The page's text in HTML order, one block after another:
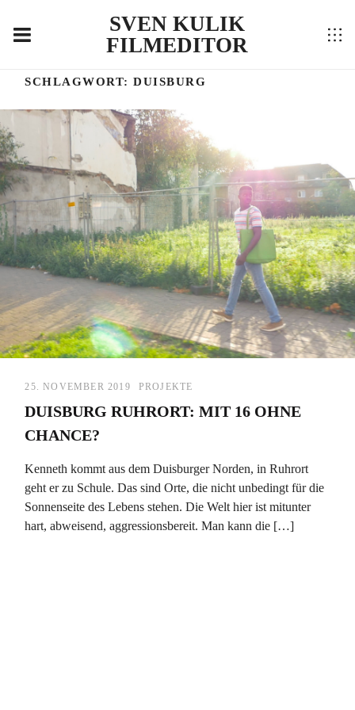
SVEN KULIK
FILMEDITOR
SCHLAGWORT:DUISBURG
25. NOVEMBER 2019 PROJEKTE
DUISBURG RUHRORT: MIT 16 OHNE
CHANCE?
Kenneth kommt aus dem Duisburger Norden, in Ruhrort
geht er zu Schule. Das sind Orte, die nicht unbedingt für die
Sonnenseite des Lebens stehen. Die Welt hier ist mitunter
hart, abweisend, aggressionsbereit. Man kann die […]